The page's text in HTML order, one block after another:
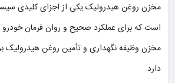
مخزن روغن هیدرولیک یکی از اجزای کلیدی
است که برای عملکرد صحیح و روان فرمان
مخزن وظیفه نگهداری و تأمین روغن هیدرولیک
دارد.